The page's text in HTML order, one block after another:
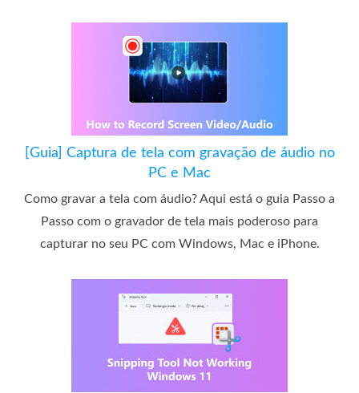
[Guia] Captura de tela com gravação de áudio no
PC e Mac
Como gravar a tela com áudio? Aqui está o guia Passo a
Passo com o gravador de tela mais poderoso para
capturar no seu PC com Windows, Mac e iPhone.